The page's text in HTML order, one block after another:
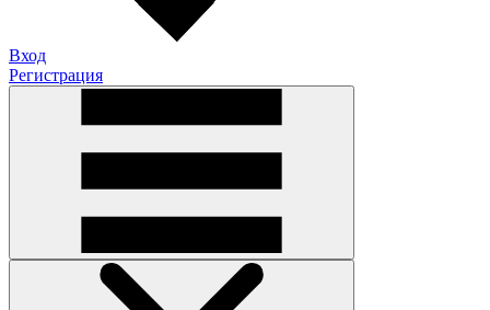
Вход
Регистрация